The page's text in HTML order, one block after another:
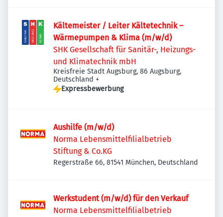
Kältemeister / Leiter Kältetechnik –
Wärmepumpen & Klima (m/w/d)
SHK Gesellschaft für Sanitär-, Heizungs-
und Klimatechnik mbH
Kreisfreie Stadt Augsburg, 86 Augsburg,
Deutschland +
Expressbewerbung
Aushilfe (m/w/d)
Norma Lebensmittelfilialbetrieb
Stiftung & Co.KG
Regerstraße 66, 81541 München, Deutschland
Werkstudent (m/w/d) für den Verkauf
Norma Lebensmittelfilialbetrieb